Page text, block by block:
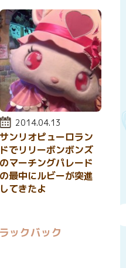
投稿日:
2014.04.13
サンリオピューロラン
ドでリリーボンボンズ
のマーチングパレード
の最中にルビーが突進
してきたよ
ックバック